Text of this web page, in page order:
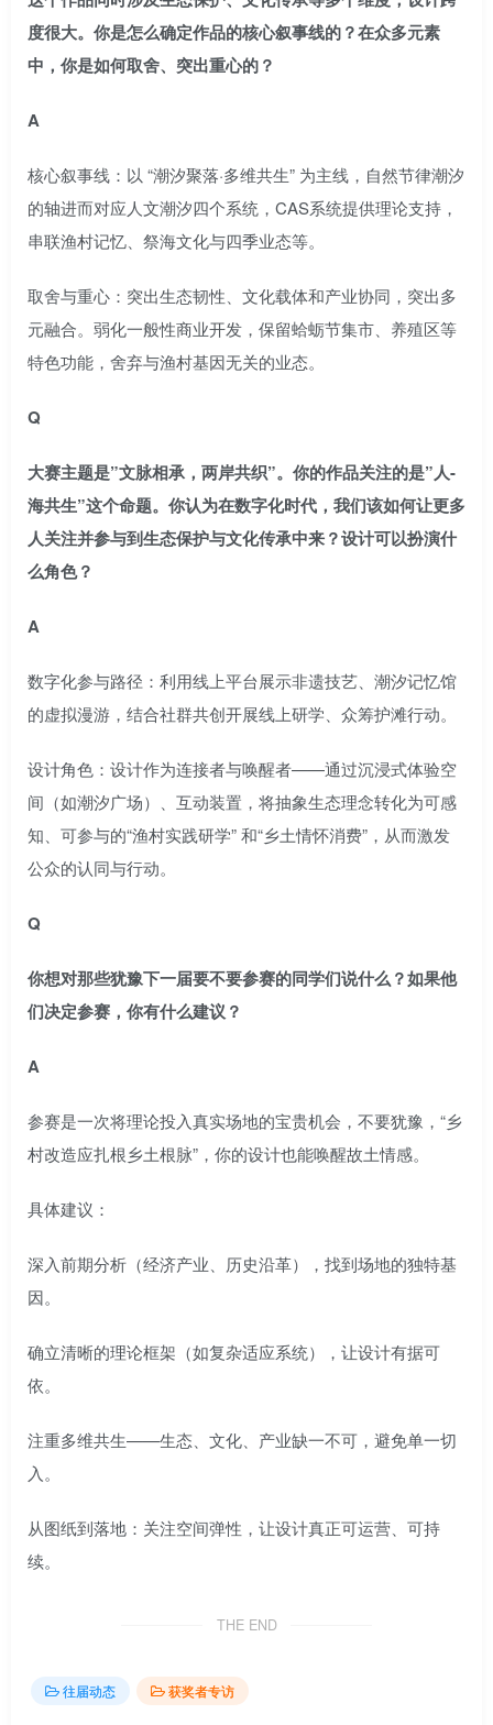
度很大。你是怎么确定作品的核心叙事线的？在众多元素
中，你是如何取舍、突出重心的？
A
核心叙事线：以 “潮汐聚落·多维共生” 为主线，自然节律潮汐
的轴进而对应人文潮汐四个系统，CAS系统提供理论支持，
串联渔村记忆、祭海文化与四季业态等。
取舍与重心：突出生态韧性、文化载体和产业协同，突出多
元融合。弱化一般性商业开发，保留蛤蛎节集市、养殖区等
特色功能，舍弃与渔村基因无关的业态。
Q
大赛主题是”文脉相承，两岸共织”。你的作品关注的是”人-
海共生”这个命题。你认为在数字化时代，我们该如何让更多
人关注并参与到生态保护与文化传承中来？设计可以扮演什
么角色？
A
数字化参与路径：利用线上平台展示非遗技艺、潮汐记忆馆
的虚拟漫游，结合社群共创开展线上研学、众筹护滩行动。
设计角色：设计作为连接者与唤醒者——通过沉浸式体验空
间（如潮汐广场）、互动装置，将抽象生态理念转化为可感
知、可参与的“渔村实践研学” 和“乡土情怀消费”，从而激发
公众的认同与行动。
Q
你想对那些犹豫下一届要不要参赛的同学们说什么？如果他
们决定参赛，你有什么建议？
A
参赛是一次将理论投入真实场地的宝贵机会，不要犹豫，“乡
村改造应扎根乡土根脉”，你的设计也能唤醒故土情感。
具体建议：
深入前期分析（经济产业、历史沿革），找到场地的独特基
因。
确立清晰的理论框架（如复杂适应系统），让设计有据可
依。
注重多维共生——生态、文化、产业缺一不可，避免单一切
入。
从图纸到落地：关注空间弹性，让设计真正可运营、可持
续。
THE END
往届动态 获奖者专访